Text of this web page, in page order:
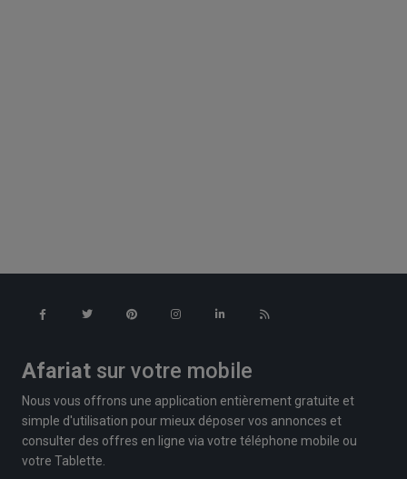
Afariat sur votre mobile
Nous vous offrons une application entièrement gratuite et
simple d'utilisation pour mieux déposer vos annonces et
consulter des offres en ligne via votre téléphone mobile ou
votre Tablette.